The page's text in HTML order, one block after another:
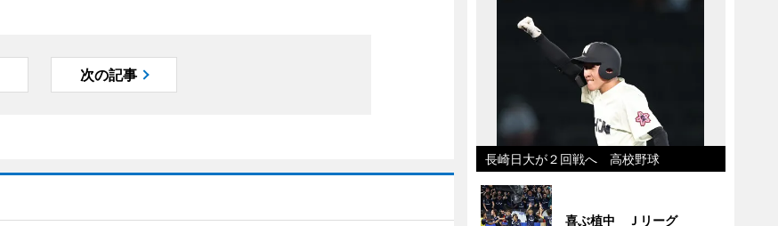
次の記事
長崎日大が２回戦へ 高校野球
喜ぶ植中 Ｊリーグ